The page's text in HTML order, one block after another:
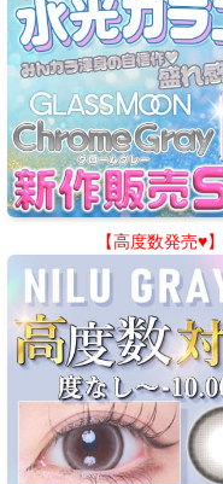
【高度数発売♥】